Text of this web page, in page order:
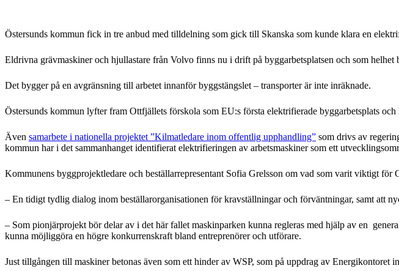
Östersunds kommun fick in tre anbud med tilldelning som gick till Skanska som kunde klara en
Eldrivna grävmaskiner och hjullastare från Volvo finns nu i drift på byggarbetsplatsen och som helhet
Det bygger på en avgränsning till arbetet innanför byggstängslet – transporter är inte inräknade.
Östersunds kommun lyfter fram Ottfjällets förskola som EU:s första elektrifierade byggarbetsplats
Även samarbete i nationella projektet ”Kilmatledare inom offentlig upphandling” som drivs av
kommun har i det sammanhanget identifierat elektrifieringen av arbetsmaskiner som ett
Kommunens byggprojektledare och beställarrepresentant Sofia Grelsson om vad som varit viktigt för
– En tidigt tydlig dialog inom beställarorganisationen för kravställningar och förväntningar, samt att
– Som pionjärprojekt bör delar av i det här fallet maskinparken kunna regleras med hjälp av en
kunna möjliggöra en högre konkurrenskraft bland entreprenörer och utförare.
Just tillgången till maskiner betonas även som ett hinder av WSP, som på uppdrag av